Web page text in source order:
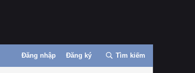
Đăng nhập Đăng ký Tìm kiếm